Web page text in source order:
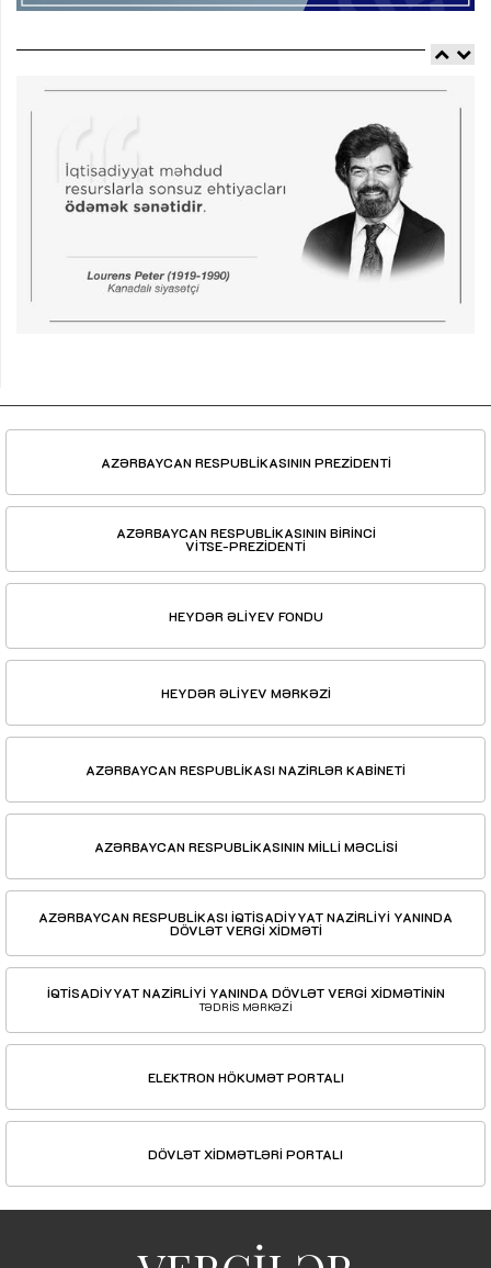
AZƏRBAYCAN RESPUBLİKASININ PREZİDENTİ
AZƏRBAYCAN RESPUBLİKASININ BİRİNCİ
VİTSE-PREZİDENTİ
HEYDƏR ƏLİYEV FONDU
HEYDƏR ƏLİYEV MƏRKƏZİ
AZƏRBAYCAN RESPUBLİKASI NAZİRLƏR KABİNETİ
AZƏRBAYCAN RESPUBLİKASININ MİLLİ MƏCLİSİ
AZƏRBAYCAN RESPUBLİKASI İQTİSADİYYAT NAZİRLİYİ YANINDA
DÖVLƏT VERGİ XİDMƏTİ
İQTİSADİYYAT NAZİRLİYİ YANINDA DÖVLƏT VERGİ XİDMƏTİNİN
TƏDRİS MƏRKƏZİ
ELEKTRON HÖKUMƏT PORTALI
DÖVLƏT XİDMƏTLƏRİ PORTALI